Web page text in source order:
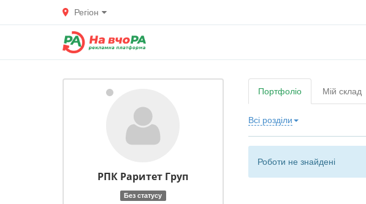
Регіон
РПК Раритет Груп
Без статусу
Портфоліо Мій склад
Всі розділи
Роботи не знайдені